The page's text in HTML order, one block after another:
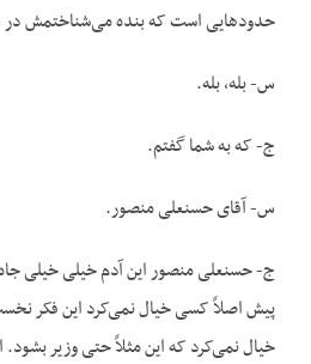
حدودهایی است که بنده می‌شناختمش
س- بله، بله.
ج- که به شما گفتم.
س- آقای حسنعلی منصور.
ج- حسنعلی منصور این آدم خیلی خیلی
پیش اصلاً کسی خیال نمی‌کرد این فکر
خیال نمی‌کرد که این مثلاً حتی وزیر